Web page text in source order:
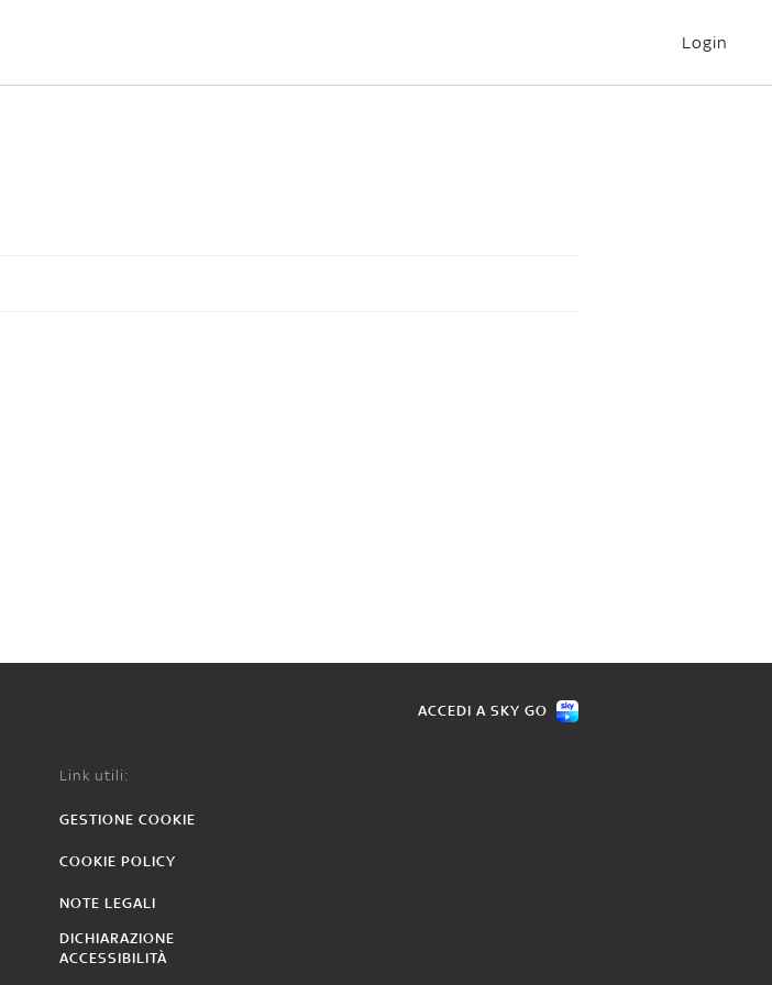
Login
ACCEDI A SKY GO
Link utili:
GESTIONE COOKIE
COOKIE POLICY
NOTE LEGALI
DICHIARAZIONE
ACCESSIBILITÀ